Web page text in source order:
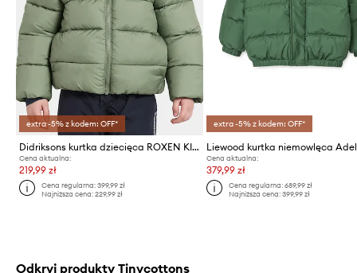
extra -5% z kodem: OFF*
Didriksons kurtka dziecięca ROXEN KIDS JACKET
Cena aktualna:
219,99 zł
Cena regularna:399,99 zł
Najniższa cena:229,99 zł
extra -5% z kodem: OFF*
Cena aktualna:
379,99 zł
Cena regularna: 689,99 zł
Najniższa cena: 399,99 zł
Odkryj produkty Tinycottons